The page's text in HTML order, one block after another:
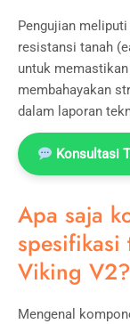
Pengujian
resistansi tanah
untuk
membahayakan
dalam laporan
Konsultasi
Apa saja
Viking V2?
Mengenal